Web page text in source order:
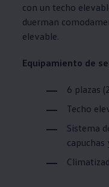
con un techo
duerman
elevable.
Equipamiento de
6 plazas
Techo
Sistema